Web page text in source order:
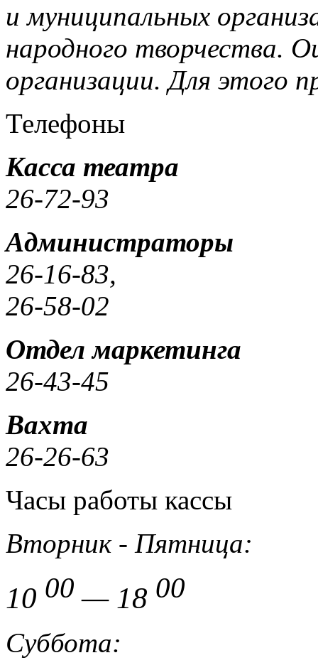
и муниципальных
народного творчества.
организации.Для этого
Телефоны
Касса театра
26-72-93
Администраторы
26-16-83,
26-58-02
Отдел маркетинга
26-43-45
Вахта
26-26-63
Часы работы кассы
Вторник - Пятница:
10 00 — 18 00
Суббота: